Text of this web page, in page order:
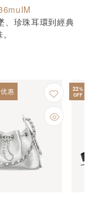
、珍珠耳環到經典
惠 22%
OFF